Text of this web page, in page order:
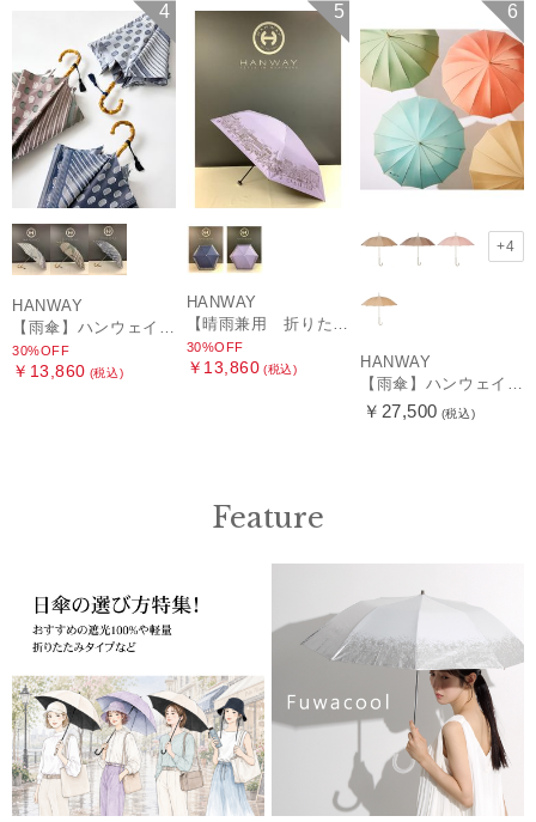
4
HANWAY
30%OFF
￥13,860 (税込)
5
HANWAY
30%OFF
￥13,860 (税込)
6
+4
HANWAY
￥27,500 (税込)
Feature